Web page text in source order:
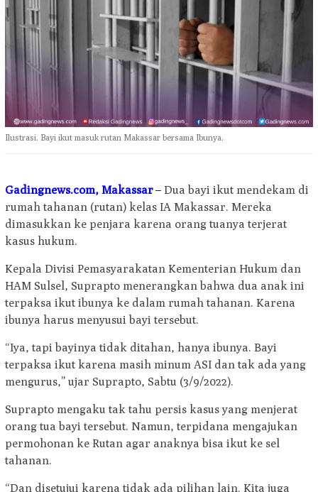
Ilustrasi. Bayi ikut masuk rutan Makassar bersama Ibunya.
Gadingnews.com, Makassar– Dua bayi ikut mendekam di
rumah tahanan (rutan) kelas IA Makassar. Mereka
dimasukkan ke penjara karena orang tuanya terjerat
kasus hukum.
Kepala Divisi Pemasyarakatan Kementerian Hukum dan
HAM Sulsel, Suprapto menerangkan bahwa dua anak ini
terpaksa ikut ibunya ke dalam rumah tahanan. Karena
ibunya harus menyusui bayi tersebut.
“Iya, tapi bayinya tidak ditahan, hanya ibunya. Bayi
terpaksa ikut karena masih minum ASI dan tak ada yang
mengurus,” ujar Suprapto, Sabtu (3/9/2022).
Suprapto mengaku tak tahu persis kasus yang menjerat
orang tua bayi tersebut. Namun, terpidana mengajukan
permohonan ke Rutan agar anaknya bisa ikut ke sel
tahanan.
“Dan disetujui karena tidak ada pilihan lain. Kita juga